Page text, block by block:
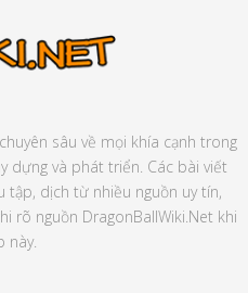
sâu về mọi khía cạnh trong
rõ nguồn DragonBallWiki.Net khi
này.